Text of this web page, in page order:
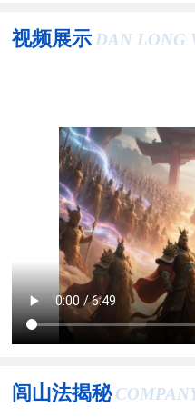
视频展示 DAN LONG
闾山法揭秘